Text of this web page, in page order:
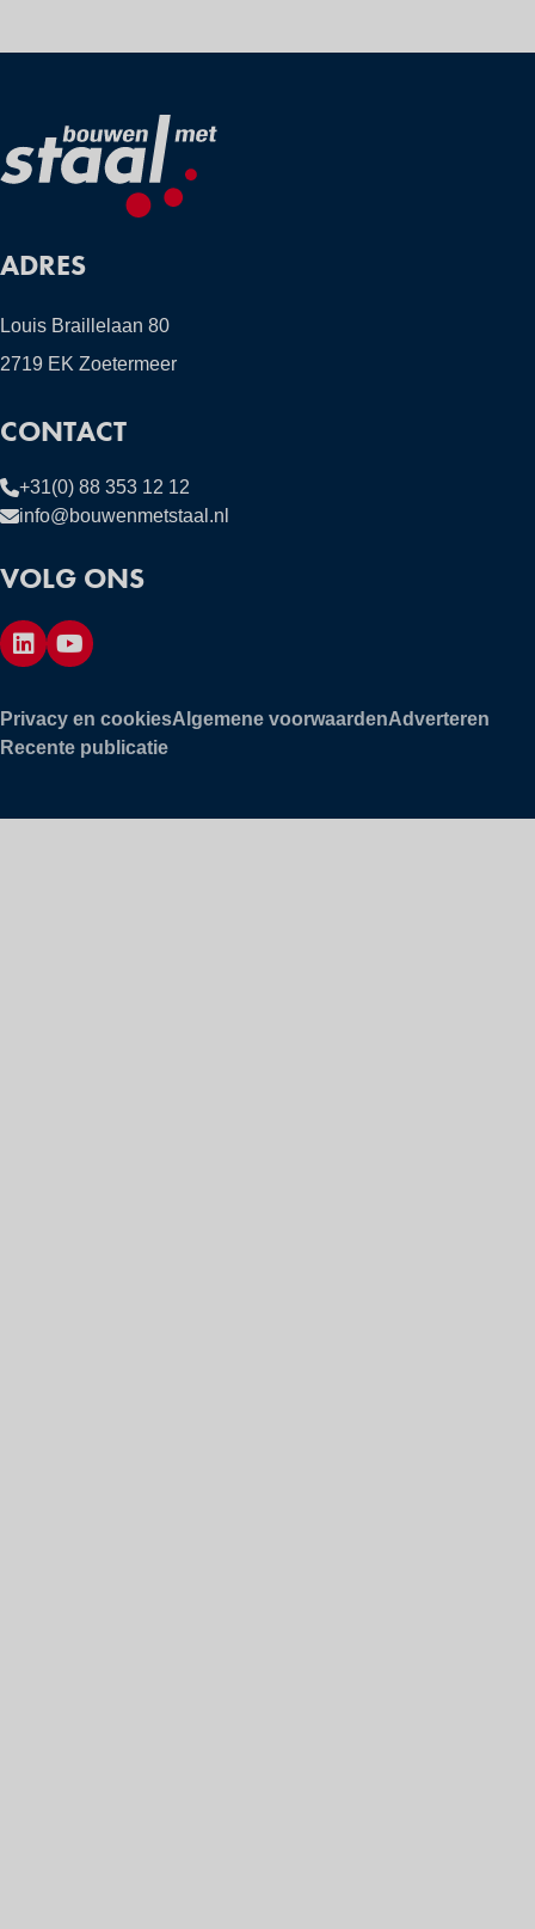
ADRES
Louis Braillelaan 80
2719 EK Zoetermeer
CONTACT
+31(0) 88 353 12 12
info@bouwenmetstaal.nl
VOLG ONS
Privacy en cookiesAlgemene voorwaardenAdverteren
Recente publicatie